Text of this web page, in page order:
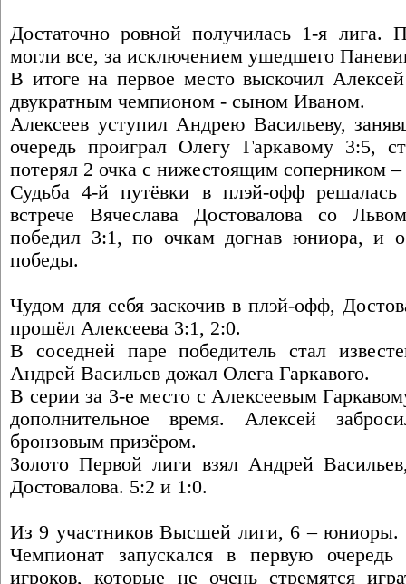
Достаточно ровной получилась 1-я лига.
могли все, за исключением ушедшего
В итоге на первое место выскочил
двукратным чемпионом - сыном Иваном.
Алексеев уступил Андрею Васильеву,
очередь проиграл Олегу Гаркавому 3:5,
потерял 2 очка с нижестоящим соперником
Судьба 4-й путёвки в плэй-офф
встрече Вячеслава Достовалова со
победил 3:1, по очкам догнав юниора, и
победы.
Чудом для себя заскочив в плэй-офф,
прошёл Алексеева 3:1, 2:0.
В соседней паре победитель стал
Андрей Васильев дожал Олега Гаркавого.
В серии за 3-е место с Алексеевым
дополнительное время. Алексей
бронзовым призёром.
Золото Первой лиги взял Андрей
Достовалова. 5:2 и 1:0.
Из 9 участников Высшей лиги, 6 – юниоры.
Чемпионат запускался в первую очередь
игроков, которые не очень стремятся